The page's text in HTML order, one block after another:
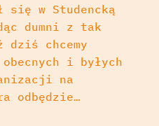
się w Studencką
dumni z tak
chcemy
i byłych
na
odbędzie…